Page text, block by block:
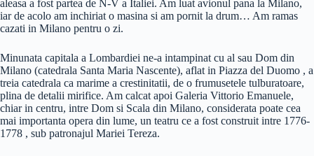
aleasa a fost partea de N-V a Italiei. Am luat avionul pana la Milano,
iar de acolo am inchiriat o masina si am pornit la drum… Am ramas
cazati in Milano pentru o zi.
Minunata capitala a Lombardiei ne-a intampinat cu al sau Dom din
Milano (catedrala Santa Maria Nascente), aflat in Piazza del Duomo , a
treia catedrala ca marime a crestinitatii, de o frumusetele tulburatoare,
plina de detalii mirifice. Am calcat apoi Galeria Vittorio Emanuele,
chiar in centru, intre Dom si Scala din Milano, considerata poate cea
mai importanta opera din lume, un teatru ce a fost construit intre 1776-
1778 , sub patronajul Mariei Tereza.